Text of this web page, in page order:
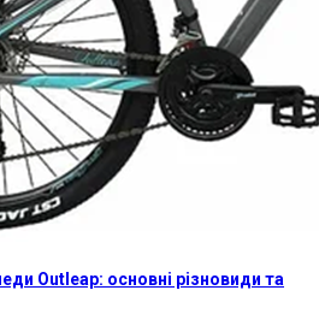
Outleap: основні різновиди та